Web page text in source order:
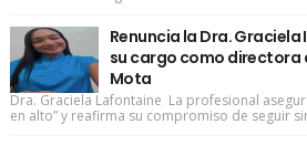
Renuncia la Dra.
su cargo como directora
Mota
Dra. Graciela Lafontaine La profesional
en alto” y reafirma su compromiso de seguir